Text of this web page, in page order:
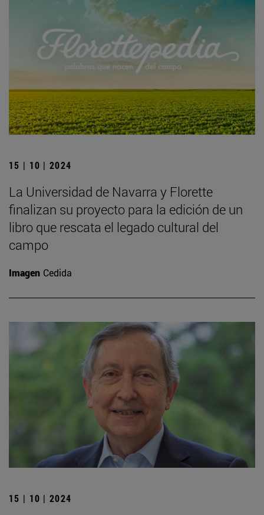
15 | 10 | 2024
La Universidad de Navarra y Florette
finalizan su proyecto para la edición de un
libro que rescata el legado cultural del
campo
Imagen Cedida
15 | 10 | 2024